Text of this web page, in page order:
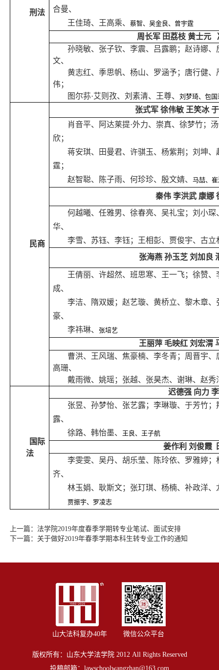
刑法
合曼、
王佳琦、王高乘、 蔡智、吴金良、曾宇霆
周长军 田荔枝 黄士元
孙晓敏、张子钦、李震、吕露鹏；赵诗娜
文、
黄志红、季思帆、杨山、罗涵予；唐行健
伟；
图尔荪·艾则孜、刘素清、王尊、 刘梦琦、包国
民商
张式军 徐伟敏 王笑冰
肖音平、阿达莱提·外力、崇真、徐梦竹；
欣；
蒋安琪、田曼君、许骐玉、杨紫荆；刘坤
霆；
赵智聪、陈子雨、何珍珍、殷文婧、 马喆、
秦伟 李洪武 康娜
何越曦、任雅男、徐春亮、吴礼宝；刘小
华、
李雪、苏钰、李钰；王相彭、贾俊宇、古立
张海燕 孙玉芝 刘加良
王倩丽、许超然、班思寒、王一飞；徐赞
成、
李洁、隋双媛；赵艺璇、黄桥立、黎木章
豪、
李祎琳、
张培艺
王丽萍 毛映红 刘宏渭
曹洪、王风瑞、焦豪楠、李冬青；周晋宇
高珊、
戴雨微、姚瑶；张越、张昊杰、谢琳、赵
国际
法
迟德强 向力
张昱、孙梦怡、张艺露；李琳璇、于芳竹
露、
徐路、韩怡墨、
王良、王子航
姜作利 刘俊霞
李雯雯、吴丹、胡乐莹、陈玲依、罗雅婷
齐、
林玉娟、耿斯文；张玎琪、杨楠、补政洋
贾振宇、罗凌志
上一篇： 法学院2019年度春季学期转专业笔试、面试安排
下一篇： 关于做好2019年春季学期本科生转专业工作的通知
山大法科复办40年 微信公众平台
版权所有：山东大学法学院 2012 All Rights Reserved
投稿邮箱： lawschoolwangzhan@163.com